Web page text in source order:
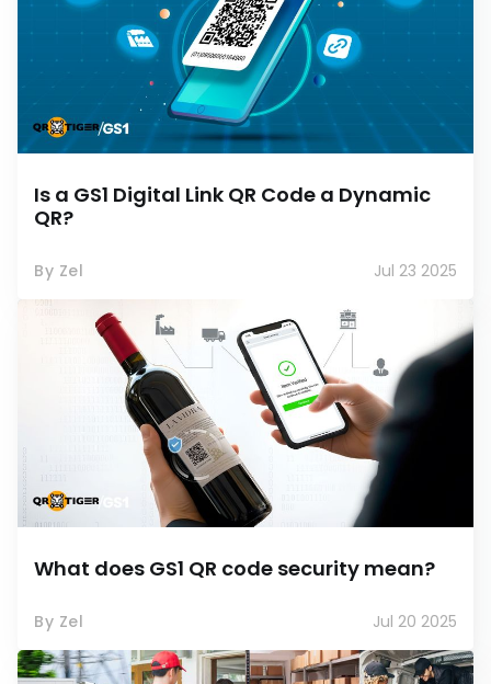
Is a GS1 Digital Link QR Code a Dynamic
QR?
By Zel Jul 23 2025
What does GS1 QR code security mean?
By Zel Jul 20 2025